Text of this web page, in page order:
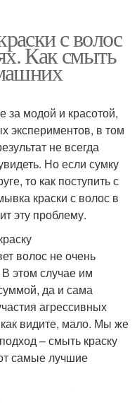
с волос
Как смыть
модой и красотой,
экспериментов, в том
не всегда
Но если сумку
то как поступить с
краски с волос в
эту проблему.
волос не очень
этом случае им
да и сама
агрессивных
видите, мало. Мы же
– смыть краску
самые лучшие